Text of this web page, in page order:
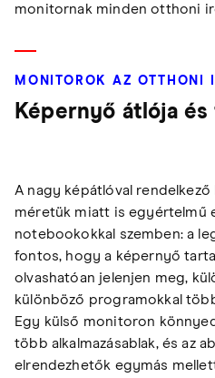
monitornak minden otthoni
MONITOROK AZ OTTHONI
Képernyő átlója
A nagy képátlóval
méretük miatt is egyértelmű
notebookokkal szemben: a
fontos, hogy a képernyő
olvashatóan jelenjen meg,
különböző programokkal
Egy külső monitoron
több alkalmazásablak, és az
elrendezhetők egymás